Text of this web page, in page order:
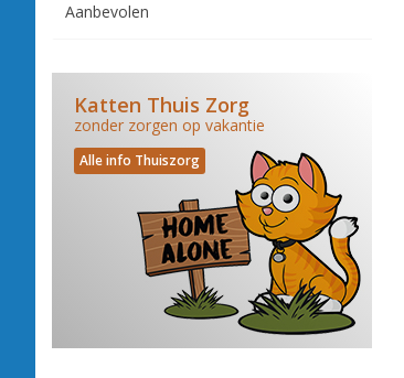
Aanbevolen
Katten Thuis Zorg
zonder zorgen op vakantie
Alle info Thuiszorg